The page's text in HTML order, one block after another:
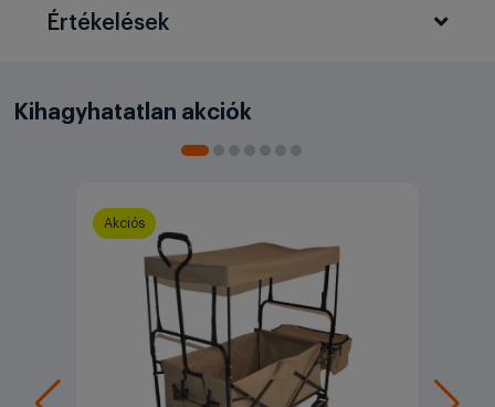
Értékelések
Kihagyhatatlan akciók
Akciós